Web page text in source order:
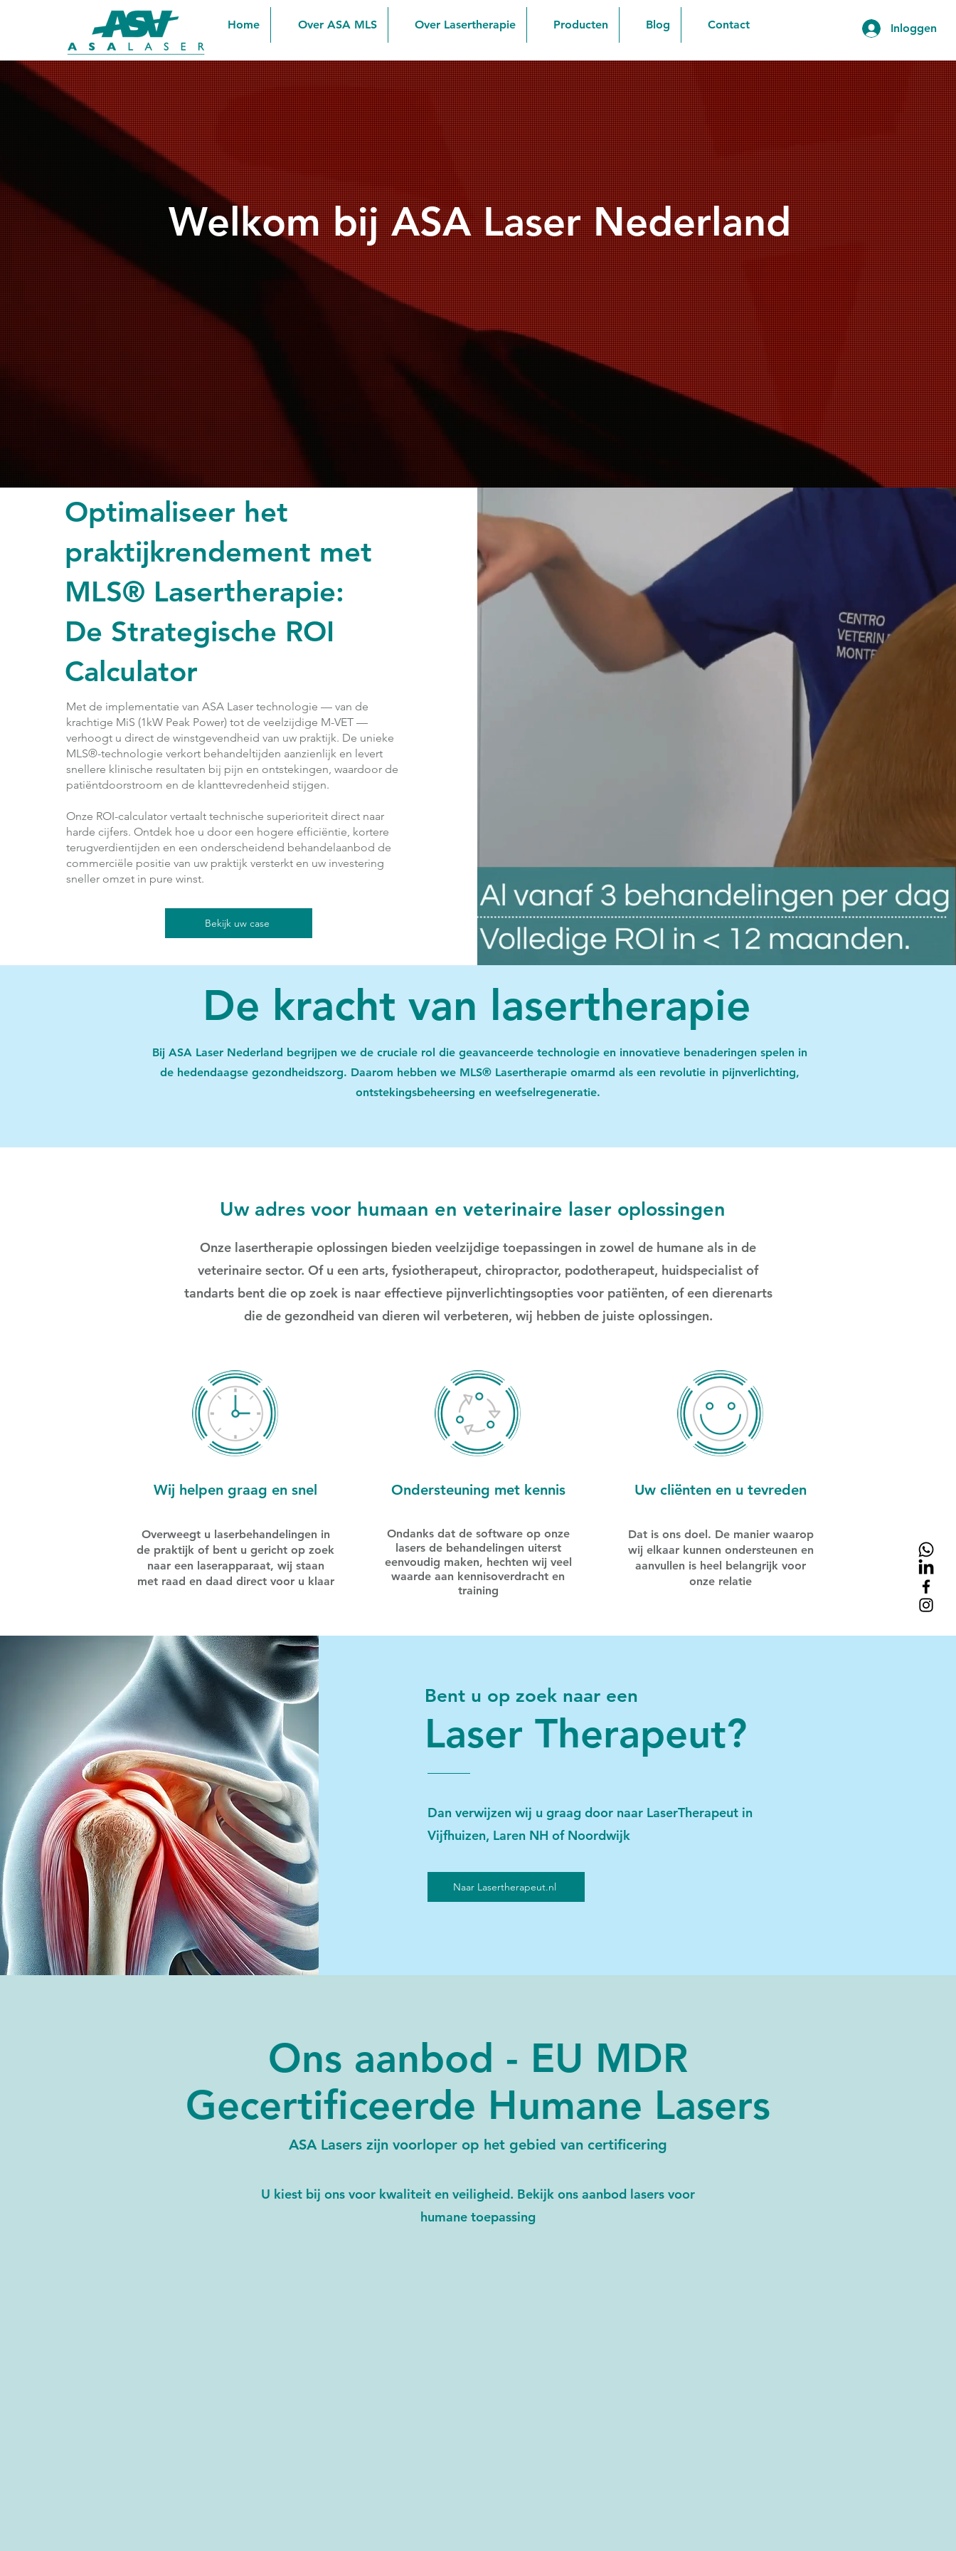
Home Over ASA MLS Over Lasertherapie Producten Blog Contact Inloggen
Welkom bij ASA Laser Nederland
Optimaliseer het
praktijkrendement met
MLS® Lasertherapie:
De Strategische ROI
Calculator
Met de implementatie van ASA Laser technologie — van de
krachtige MiS (1kW Peak Power) tot de veelzijdige M-VET —
verhoogt u direct de winstgevendheid van uw praktijk. De unieke
MLS®-technologie verkort behandeltijden aanzienlijk en levert
snellere klinische resultaten bij pijn en ontstekingen, waardoor de
patiëntdoorstroom en de klanttevredenheid stijgen.
Onze ROI-calculator vertaalt technische superioriteit direct naar
harde cijfers. Ontdek hoe u door een hogere efficiëntie, kortere
terugverdientijden en een onderscheidend behandelaanbod de
commerciële positie van uw praktijk versterkt en uw investering
sneller omzet in pure winst.
Bekijk uw case
De kracht van lasertherapie
Bij ASA Laser Nederland begrijpen we de cruciale rol die geavanceerde technologie en innovatieve benaderingen spelen in
de hedendaagse gezondheidszorg. Daarom hebben we MLS® Lasertherapie omarmd als een revolutie in pijnverlichting,
ontstekingsbeheersing en weefselregeneratie.
Uw adres voor humaan en veterinaire laser oplossingen
Onze lasertherapie oplossingen bieden veelzijdige toepassingen in zowel de humane als in de
veterinaire sector. Of u een arts, fysiotherapeut, chiropractor, podotherapeut, huidspecialist of
tandarts bent die op zoek is naar effectieve pijnverlichtingsopties voor patiënten, of een dierenarts
die de gezondheid van dieren wil verbeteren, wij hebben de juiste oplossingen.
Wij helpen graag en snel
Overweegt u laserbehandelingen in
de praktijk of bent u gericht op zoek
naar een laserapparaat, wij staan
met raad en daad direct voor u klaar
Ondersteuning met kennis
Ondanks dat de software op onze
lasers de behandelingen uiterst
eenvoudig maken, hechten wij veel
waarde aan kennisoverdracht en
training
Uw cliënten en u tevreden
Dat is ons doel. De manier waarop
wij elkaar kunnen ondersteunen en
aanvullen is heel belangrijk voor
onze relatie
Bent u op zoek naar een
Laser Therapeut?
Dan verwijzen wij u graag door naar LaserTherapeut in
Vijfhuizen, Laren NH of Noordwijk
Naar Lasertherapeut.nl
Ons aanbod - EU MDR
Gecertificeerde Humane Lasers
ASA Lasers zijn voorloper op het gebied van certificering
U kiest bij ons voor kwaliteit en veiligheid. Bekijk ons aanbod lasers voor
humane toepassing